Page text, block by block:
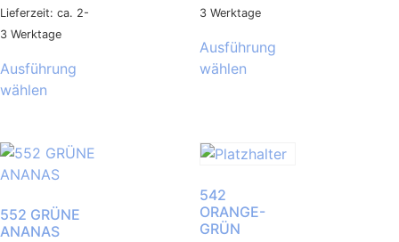
Lieferzeit: ca. 2-
3 Werktage
Ausführung
wählen
3 Werktage
Ausführung
wählen
552 GRÜNE
ANANAS
542
ORANGE-
GRÜN